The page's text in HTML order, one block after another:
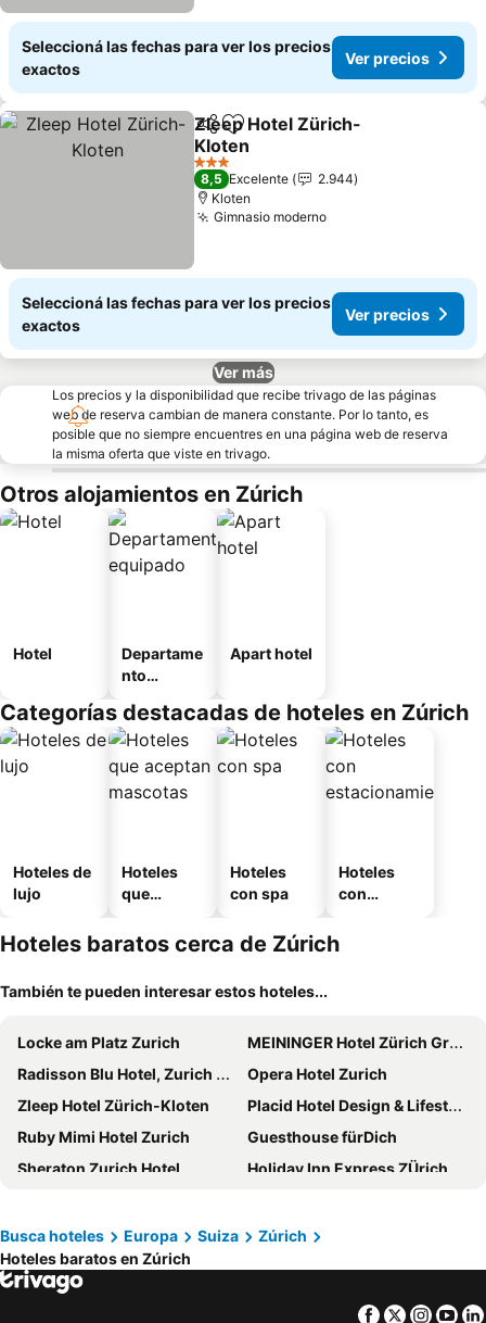
Seleccioná las fechas para ver los precios
exactos
Ver precios
CompartirAñadir a favoritos
Zleep Hotel Zürich-
Kloten
Ver precios
3 Estrellas
8,5 Excelente
2.944
Kloten
Gimnasio modernoVer precios
Seleccioná las fechas para ver los precios
exactos
Ver precios
Ver más
Los precios y la disponibilidad que recibe trivago de las páginas
web de reserva cambian de manera constante. Por lo tanto, es
posible que no siempre encuentres en una página web de reserva
la misma oferta que viste en trivago.
Otros alojamientos en Zúrich
Hotel
Departame
nto
Apart hotel
Categorías destacadas de hoteles en Zúrich
Hoteles de
lujo
Hoteles
que
mascotas
Hoteles
con spa
Hoteles
con
Hoteles baratos cerca de Zúrich
También te pueden interesar estos hoteles...
Locke am Platz Zurich
MEININGER Hotel Zürich Greencity
Radisson Blu Hotel, Zurich Airport
Opera Hotel Zurich
Zleep Hotel Zürich-Kloten
Placid Hotel Design & Lifestyle Zurich
Ruby Mimi Hotel Zurich
Guesthouse fürDich
Sheraton Zurich Hotel
Holiday Inn Express ZÜrich Airport By Ihg
ibis Zurich City West
Swiss Night by Fassbind
Sorell Hotel Rutli
Central Plaza Hotel
Busca hoteles Europa Suiza
Zúrich
Hoteles baratos en Zúrich
Facebook
Twitter